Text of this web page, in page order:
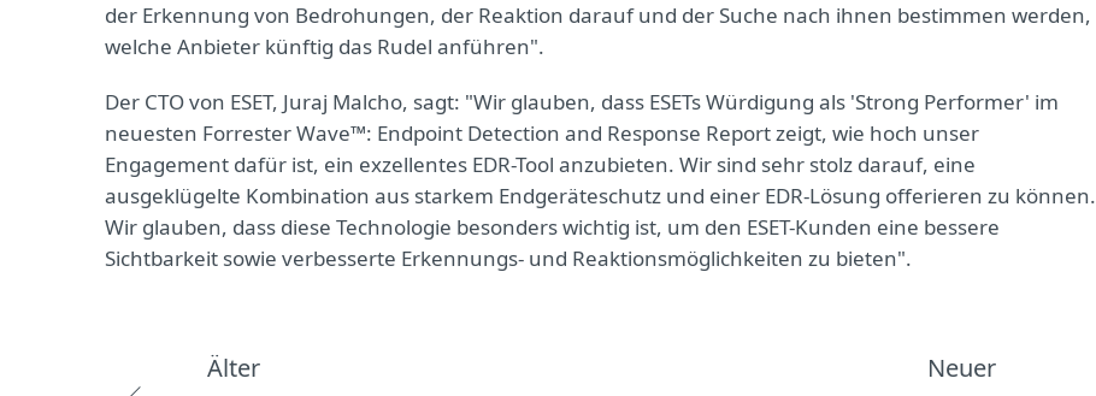
der Erkennung von Bedrohungen, der Reaktion darauf und der Suche nach ihnen bestimmen werden,
welche Anbieter künftig das Rudel anführen".
Der CTO von ESET, Juraj Malcho, sagt: "Wir glauben, dass ESETs Würdigung als 'Strong Performer' im
neuesten Forrester Wave™: Endpoint Detection and Response Report zeigt, wie hoch unser
Engagement dafür ist, ein exzellentes EDR-Tool anzubieten. Wir sind sehr stolz darauf, eine
ausgeklügelte Kombination aus starkem Endgeräteschutz und einer EDR-Lösung offerieren zu können.
Wir glauben, dass diese Technologie besonders wichtig ist, um den ESET-Kunden eine bessere
Sichtbarkeit sowie verbesserte Erkennungs- und Reaktionsmöglichkeiten zu bieten".
Älter Neuer